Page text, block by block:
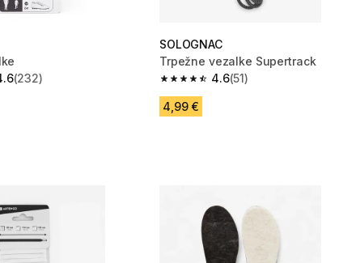
from 232 ocene
(232)
SOLOGNAC
Trpežne vezalke Supertrack
4.6
4.6 od 5 zvezdic from 51 ocene
(51)
4,99 €